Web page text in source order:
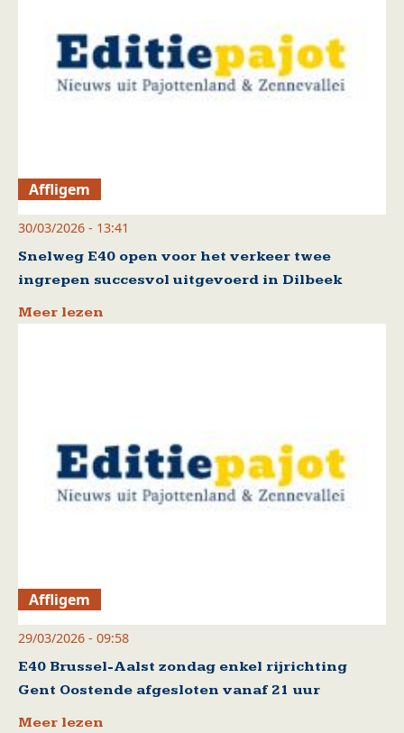
Affligem
30/03/2026 - 13:41
Snelweg E40 open voor het verkeer twee
ingrepen succesvol uitgevoerd in Dilbeek
Meer lezen
Affligem
29/03/2026 - 09:58
E40 Brussel-Aalst zondag enkel rijrichting
Gent Oostende afgesloten vanaf 21 uur
Meer lezen